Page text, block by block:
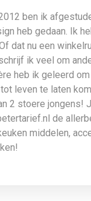
ben ik
heb gedaan. Ik
dat nu een
ik veel om
heb ik geleerd
leven te laten
2 stoere jongens!
de
middelen,